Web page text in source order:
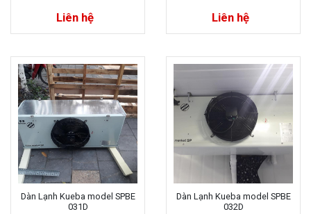
Liên hệ Liên hệ
Dàn Lạnh Kueba model SPBE
031D
Dàn Lạnh Kueba model SPBE
032D